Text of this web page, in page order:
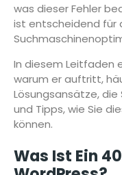
was dieser Fehler
ist entscheidend für
In diesem Leitfaden
warum er auftritt,
Lösungsansätze,
und Tipps, wie Sie
können.
Was Ist Ein